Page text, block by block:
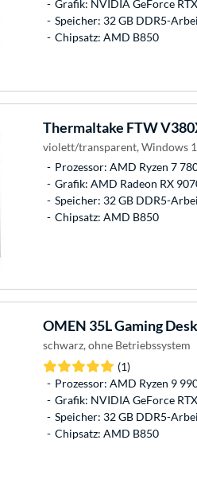
Grafik: NVIDIA GeForce
Speicher: 32 GB DDR5-
Chipsatz: AMD B850
Thermaltake FTW
violett/transparent, Windows
Prozessor: AMD Ryzen 7
Grafik: AMD Radeon RX
Speicher: 32 GB DDR5-
Chipsatz: AMD B850
OMEN 35L Gaming
schwarz, ohne Betriebssystem
(1)
Prozessor: AMD Ryzen 9
Grafik: NVIDIA GeForce
Speicher: 32 GB DDR5-
Chipsatz: AMD B850